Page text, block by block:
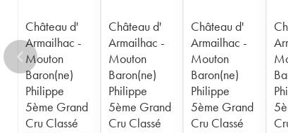
Château d'
Armailhac -
Mouton
Baron(ne)
Philippe
5ème Grand
Cru Classé
Château d'
Armailhac -
Mouton
Baron(ne)
Philippe
5ème Grand
Cru Classé
Château d'
Armailhac -
Mouton
Baron(ne)
Philippe
5ème Grand
Cru Classé